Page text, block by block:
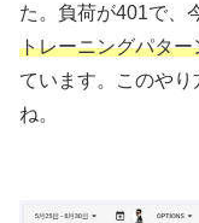
た。負荷が401で、
トレーニングパタ
ています。このや
ね。